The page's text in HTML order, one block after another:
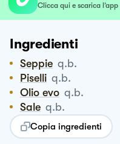
Clicca qui e scarica
Ingredienti
Seppie q.b.
Piselli q.b.
Olio evo q.b.
Sale q.b.
Copia ingredienti